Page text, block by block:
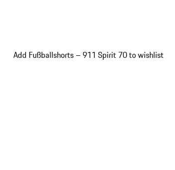
Add Fußballshorts – 911 Spirit 70 to wishlist